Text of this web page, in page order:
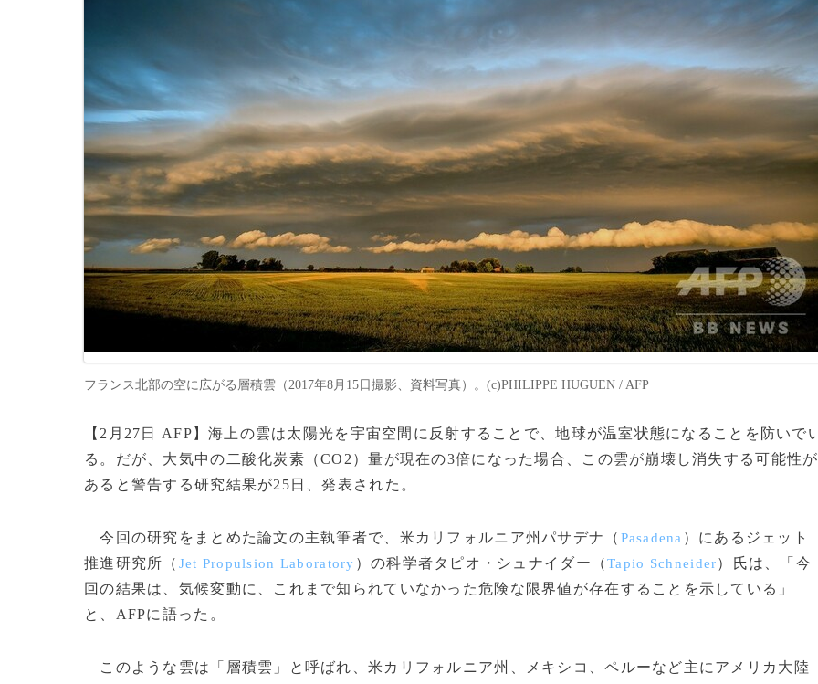
フランス北部の空に広がる層積雲（2017年8月15日撮影、資料写真）。(c)PHILIPPE HUGUEN / AFP
【2月27日 AFP】海上の雲は太陽光を宇宙空間に反射することで、地球が温室状態になることを防いで
る。だが、大気中の二酸化炭素（CO2）量が現在の3倍になった場合、この雲が崩壊し消失する可能性が
あると警告する研究結果が25日、発表された。
今回の研究をまとめた論文の主執筆者で、米カリフォルニア州パサデナ（ Pasadena ）にあるジェット
推進研究所（ Jet Propulsion Laboratory ）の科学者タピオ・シュナイダー（Tapio Schneider）氏は、「今
回の結果は、気候変動に、これまで知られていなかった危険な限界値が存在することを示している」
と、AFPに語った。
このような雲は「層積雲」と呼ばれ、米カリフォルニア州、メキシコ、ペルーなど主にアメリカ大陸